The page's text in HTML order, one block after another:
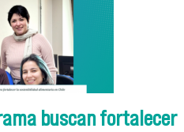
buscan fortalecer